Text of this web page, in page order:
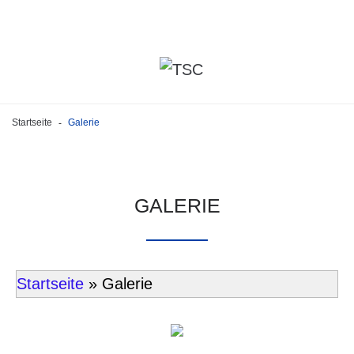
Startseite - Galerie
GALERIE
Startseite » Galerie
Kursangebote